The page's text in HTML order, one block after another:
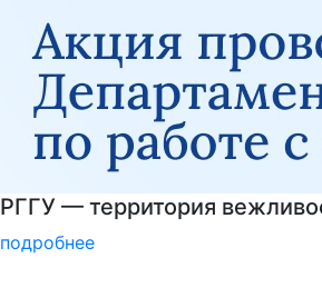
Узнать больше о музейных
подробнее